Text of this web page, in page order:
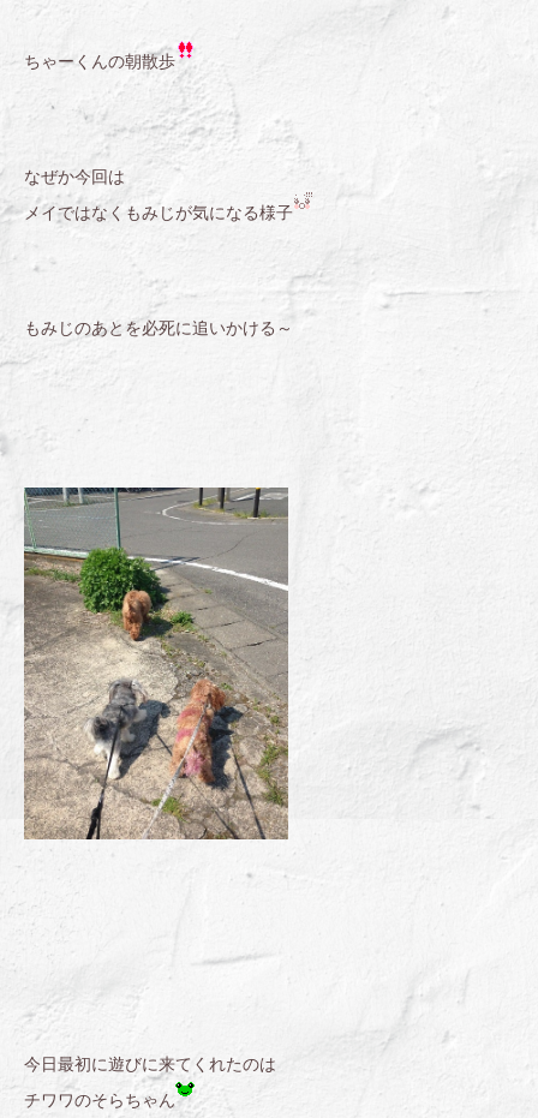
ちゃーくんの朝散歩
なぜか今回は
メイではなくもみじが気になる様子
もみじのあとを必死に追いかける～
今日最初に遊びに来てくれたのは
チワワのそらちゃん